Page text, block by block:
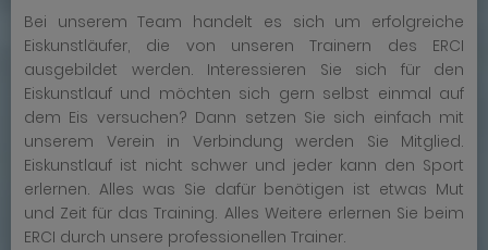
Bei unserem Team handelt es sich um erfolgreiche
Eiskunstläufer, die von unseren Trainern des ERCI
ausgebildet werden. Interessieren Sie sich für den
Eiskunstlauf und möchten sich gern selbst einmal auf
dem Eis versuchen? Dann setzen Sie sich einfach mit
unserem Verein in Verbindung werden Sie Mitglied.
Eiskunstlauf ist nicht schwer und jeder kann den Sport
erlernen. Alles was Sie dafür benötigen ist etwas Mut
und Zeit für das Training. Alles Weitere erlernen Sie beim
ERCI durch unsere professionellen Trainer.